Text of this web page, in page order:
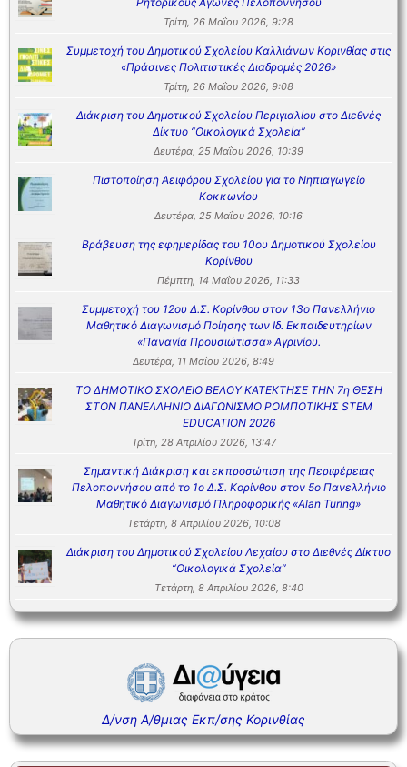
Τρίτη, 26 Μαΐου 2026, 9:28
Συμμετοχή του Δημοτικού Σχολείου Καλλιάνων Κορινθίας στις
«Πράσινες Πολιτιστικές Διαδρομές 2026»
Τρίτη, 26 Μαΐου 2026, 9:08
Διάκριση του Δημοτικού Σχολείου Περιγιαλίου στο Διεθνές
Δίκτυο “Οικολογικά Σχολεία”
Δευτέρα, 25 Μαΐου 2026, 10:39
Πιστοποίηση Αειφόρου Σχολείου για το Νηπιαγωγείο
Κοκκωνίου
Δευτέρα, 25 Μαΐου 2026, 10:16
Βράβευση της εφημερίδας του 10ου Δημοτικού Σχολείου
Κορίνθου
Πέμπτη, 14 Μαΐου 2026, 11:33
Συμμετοχή του 12ου Δ.Σ. Κορίνθου στον 13ο Πανελλήνιο
Μαθητικό Διαγωνισμό Ποίησης των Ιδ. Εκπαιδευτηρίων
«Παναγία Προυσιώτισσα» Αγρινίου.
Δευτέρα, 11 Μαΐου 2026, 8:49
ΤΟ ΔΗΜΟΤΙΚΟ ΣΧΟΛΕΙΟ ΒΕΛΟΥ ΚΑΤΕΚΤΗΣΕ ΤΗΝ 7η ΘΕΣΗ
ΣΤΟΝ ΠΑΝΕΛΛΗΝΙΟ ΔΙΑΓΩΝΙΣΜΟ ΡΟΜΠΟΤΙΚΗΣ STEM
EDUCATION 2026
Τρίτη, 28 Απριλίου 2026, 13:47
Σημαντική Διάκριση και εκπροσώπιση της Περιφέρειας
Πελοποννήσου από το 1ο Δ.Σ. Κορίνθου στον 5ο Πανελλήνιο
Μαθητικό Διαγωνισμό Πληροφορικής «Alan Turing»
Τετάρτη, 8 Απριλίου 2026, 10:08
Διάκριση του Δημοτικού Σχολείου Λεχαίου στο Διεθνές Δίκτυο
“Οικολογικά Σχολεία”
Τετάρτη, 8 Απριλίου 2026, 8:40
Δ/νση Α/θμιας Εκπ/σης Κορινθίας